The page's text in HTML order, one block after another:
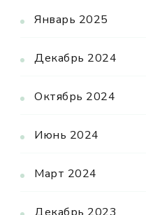
Январь 2025
Декабрь 2024
Октябрь 2024
Июнь 2024
Март 2024